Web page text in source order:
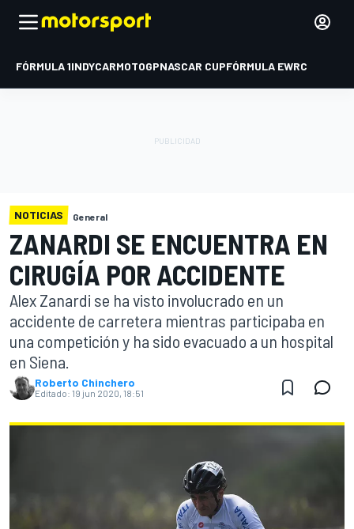
FÓRMULA 1INDYCARMOTOGPNASCAR CUPFÓRMULA EWRC
NOTICIAS General
ZANARDI SE ENCUENTRA EN
CIRUGÍA POR ACCIDENTE
Alex Zanardi se ha visto involucrado en un
accidente de carretera mientras participaba en
una competición y ha sido evacuado a un hospital
en Siena.
Roberto Chinchero
Editado: 19 jun 2020, 18:51